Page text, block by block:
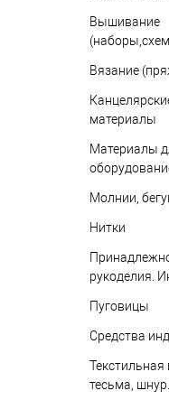
Вышивание
Вязание
материалы
Материалы
Молнии,
Нитки
рукоделия.
Пуговицы
Средства
Текстильная
тесьма,